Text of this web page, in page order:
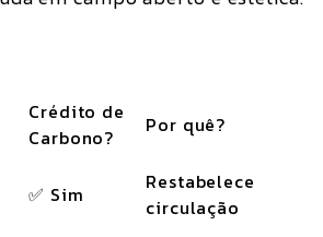
Crédito de
Carbono?
Por quê?
✅ Sim
Restabelece
circulação